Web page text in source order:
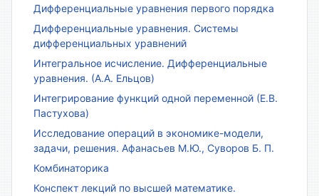
Дифференциальные уравнения первого порядка
Дифференциальные уравнения. Системы
дифференциальных уравнений
Интегральное исчисление. Дифференциальные
уравнения. (А.А. Ельцов)
Интегрирование функций одной переменной (Е.В.
Пастухова)
Исследование операций в экономике-модели,
задачи, решения. Афанасьев М.Ю., Суворов Б. П.
Комбинаторика
Конспект лекций по высшей математике.